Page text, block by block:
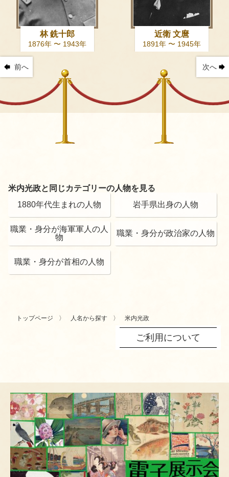
前へ
林 銑十郎
1876年 〜 1943年
近衛 文麿
1891年 〜 1945年
次へ
米内光政と同じカテゴリーの人物を見る
1880年代生まれの人物
岩手県出身の人物
職業・身分が海軍軍人の人
物
職業・身分が政治家の人物
職業・身分が首相の人物
トップページ 人名から探す 米内光政
ご利用について